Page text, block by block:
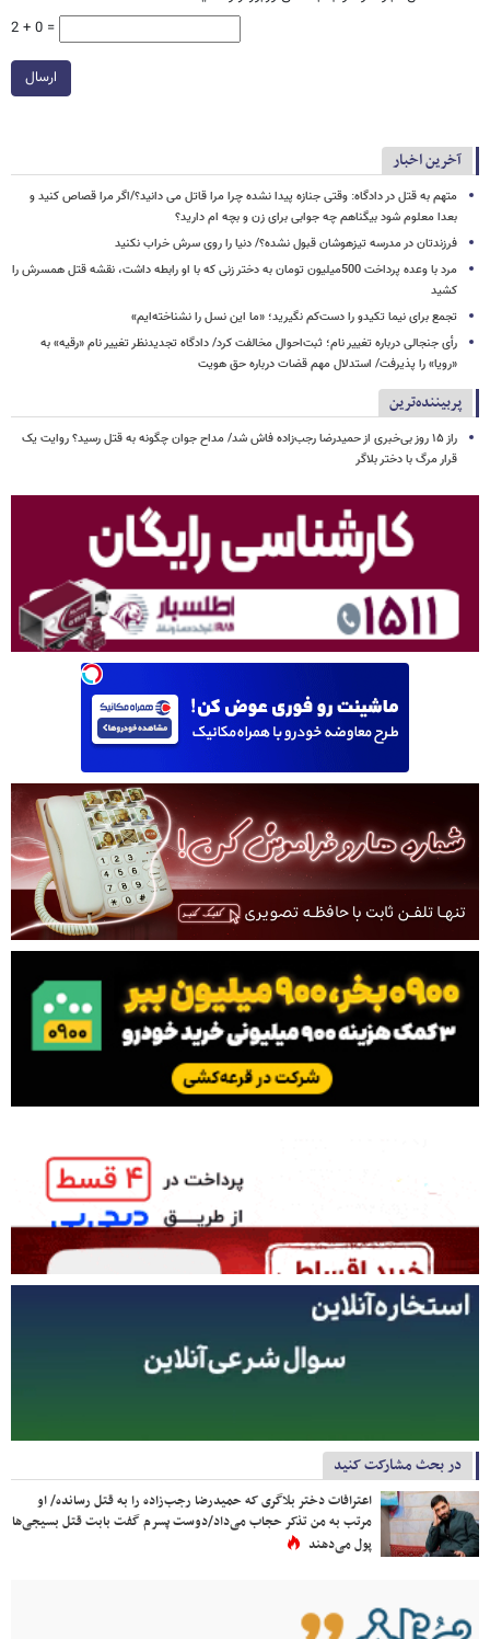
2 + 0 =
ارسال
آخرین اخبار
متهم به قتل در دادگاه: وقتی جنازه پیدا نشده چرا مرا قاتل می دانید؟/اگر مرا قصاص کنید و
بعدا معلوم شود بیگناهم چه جوابی برای زن و بچه ام دارید؟
فرزندتان در مدرسه تیزهوشان قبول نشده؟/ دنیا را روی سرش خراب نکنید
مرد با وعده پرداخت 500میلیون تومان به دختر زنی که با او رابطه داشت، نقشه قتل همسرش را
کشید
تجمع برای نیما تکیدو را دست‌کم نگیرید؛ «ما این نسل را نشناخته‌ایم»
رأی جنجالی درباره تغییر نام؛ ثبت‌احوال مخالفت کرد/ دادگاه تجدیدنظر تغییر نام «رقیه» به
«رویا» را پذیرفت/ استدلال مهم قضات درباره حق هویت
پربیننده‌ترین
راز ۱۵ روز بی‌خبری از حمیدرضا رجب‌زاده فاش شد/ مداح جوان چگونه به قتل رسید؟ روایت یک
قرار مرگ با دختر بلاگر
در بحث مشارکت کنید
اعترافات دختر بلاگری که حمیدرضا رجب‌زاده را به قتل رسانده/ او
مرتب به من تذکر حجاب می‌داد/دوست پسرم گفت بابت قتل بسیجی‌ها
پول می‌دهند